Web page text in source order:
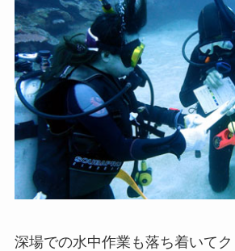
深場での水中作業も落ち着いて